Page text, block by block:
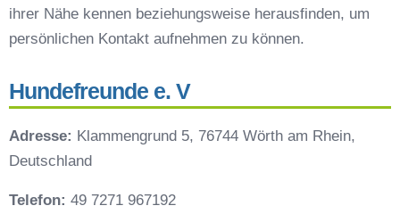
ihrer Nähe kennen beziehungsweise herausfinden, um
persönlichen Kontakt aufnehmen zu können.
Hundefreunde e. V
Adresse: Klammengrund 5, 76744 Wörth am Rhein,
Deutschland
Telefon: 49 7271 967192